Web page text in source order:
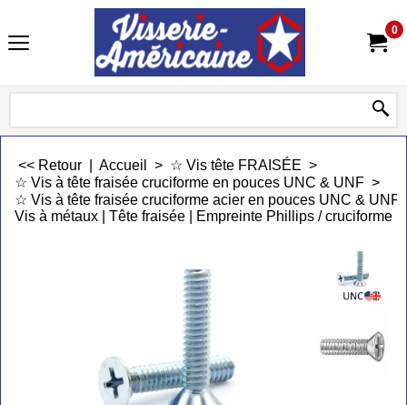
0
<< Retour Accueil > ☆ Vis tête FRAISÉE >
☆ Vis à tête fraisée cruciforme en pouces UNC & UNF >
☆ Vis à tête fraisée cruciforme acier en pouces UNC & UNF
Vis à métaux | Tête fraisée | Empreinte Phillips / cruciforme